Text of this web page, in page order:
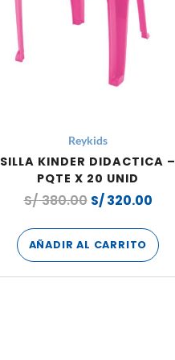
Reykids
SILLA KINDER DIDACTICA –
PQTE X 20 UNID
S/380.00 S/320.00
AÑADIR AL CARRITO